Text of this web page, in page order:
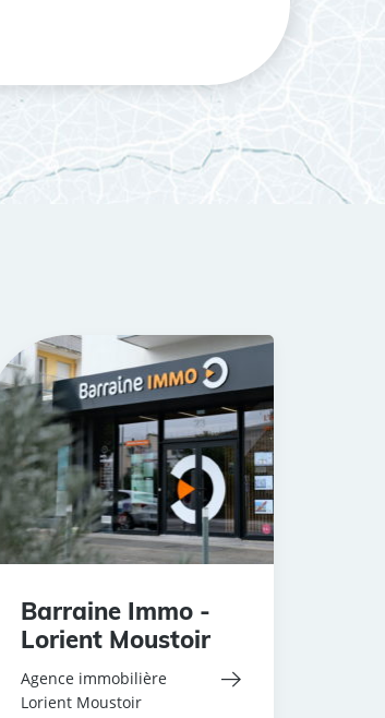
Barraine Immo -
Lorient Moustoir
Agence immobilière
Lorient Moustoir